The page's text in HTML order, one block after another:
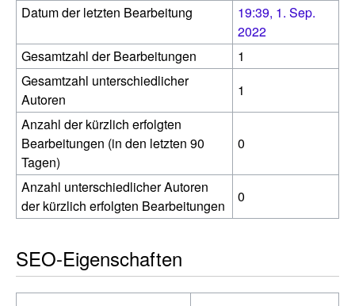
Datum der letzten Bearbeitung
19:39, 1. Sep.
2022
Gesamtzahl der Bearbeitungen
1
Gesamtzahl unterschiedlicher
Autoren
1
Anzahl der kürzlich erfolgten
Bearbeitungen (in den letzten 90
Tagen)
0
Anzahl unterschiedlicher Autoren
der kürzlich erfolgten Bearbeitungen
0
SEO-Eigenschaften